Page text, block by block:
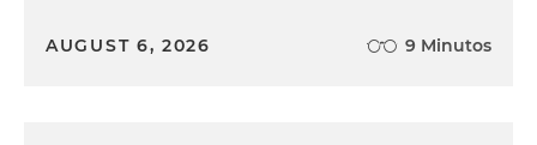
AUGUST 6, 2026 9 Minutos